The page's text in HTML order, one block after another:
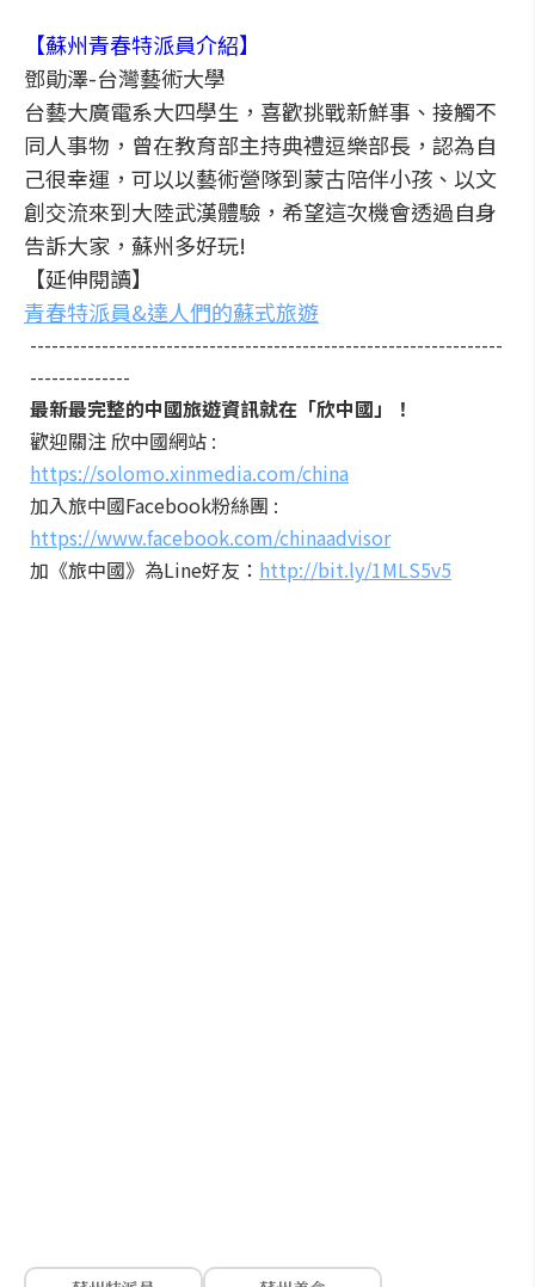
【蘇州青春特派員介紹】
鄧勛澤-台灣藝術大學
台藝大廣電系大四學生，喜歡挑戰新鮮事、接觸不
同人事物，曾在教育部主持典禮逗樂部長，認為自
己很幸運，可以以藝術營隊到蒙古陪伴小孩、以文
創交流來到大陸武漢體驗，希望這次機會透過自身
告訴大家，蘇州多好玩!
【延伸閱讀】
青春特派員&達人們的蘇式旅遊
------------------------------------------------------------------
--------------
最新最完整的中國旅遊資訊就在「欣中國」！
歡迎關注 欣中國網站 :
https://solomo.xinmedia.com/china
加入旅中國Facebook粉絲團 :
https://www.facebook.com/chinaadvisor
加《旅中國》為Line好友： http://bit.ly/1MLS5v5